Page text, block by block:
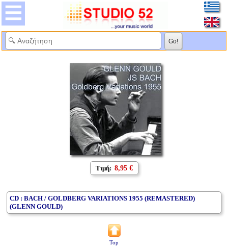
Τιμή: 8,95 €
CD : BACH / GOLDBERG VARIATIONS 1955 (REMASTERED)
(GLENN GOULD)
Top